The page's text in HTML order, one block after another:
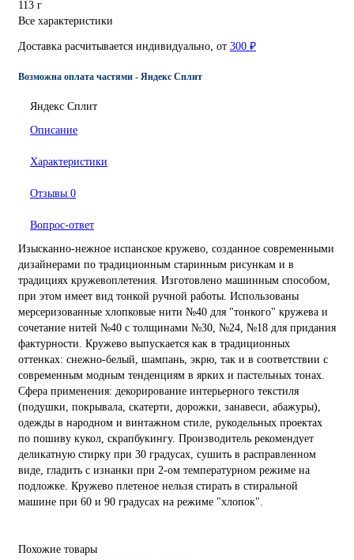
113 г
Все характеристики
Доставка расчитывается индивидуально, от 300 ₽
Возможна оплата частями - Яндекс Сплит
Яндекс Сплит
Описание
Характеристики
Отзывы 0
Вопрос-ответ
Изысканно-нежное испанское кружево, созданное современными
дизайнерами по традиционным старинным рисункам и в
традициях кружевоплетения. Изготовлено машинным способом,
при этом имеет вид тонкой ручной работы. Использованы
мерсеризованные хлопковые нити №40 для "тонкого" кружева и
сочетание нитей №40 с толщинами №30, №24, №18 для придания
фактурности. Кружево выпускается как в традиционных
оттенках: снежно-белый, шампань, экрю, так и в соответствии с
современным модным тенденциям в ярких и пастельных тонах.
Сфера применения: декорирование интерьерного текстиля
(подушки, покрывала, скатерти, дорожки, занавеси, абажуры),
одежды в народном и винтажном стиле, рукодельных проектах
по пошиву кукол, скрапбукингу. Производитель рекомендует
деликатную стирку при 30 градусах, сушить в расправленном
виде, гладить с изнанки при 2-ом температурном режиме на
подложке. Кружево плетеное нельзя стирать в стиральной
машине при 60 и 90 градусах на режиме "хлопок".
Похожие товары